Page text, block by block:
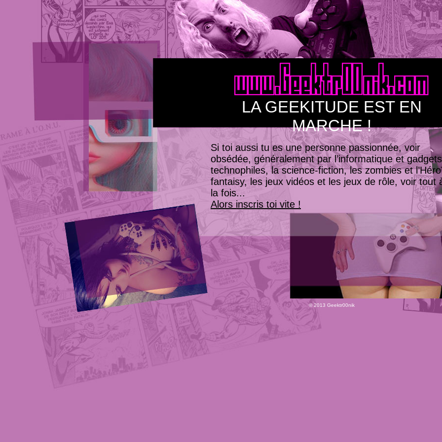
LA GEEKITUDE EST EN
MARCHE !
Si toi aussi tu es une personne passionnée, voir
obsédée, généralement par l’informatique et gadgets
technophiles, la science-fiction, les zombies et
fantaisy, les jeux vidéos et les jeux de rôle, voir tout
la fois...
Alors inscris toi vite !
© 2013 Geektr00nik